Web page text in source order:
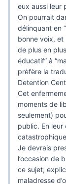
eux aussi leur
On pourrait
délinquant en
bonne voix, et
de plus en
éducatif” à
préfère la
Detention
Cet
moments de
seulement)
public. En
Je devrais
l’occasion de
ce sujet;
maladresse